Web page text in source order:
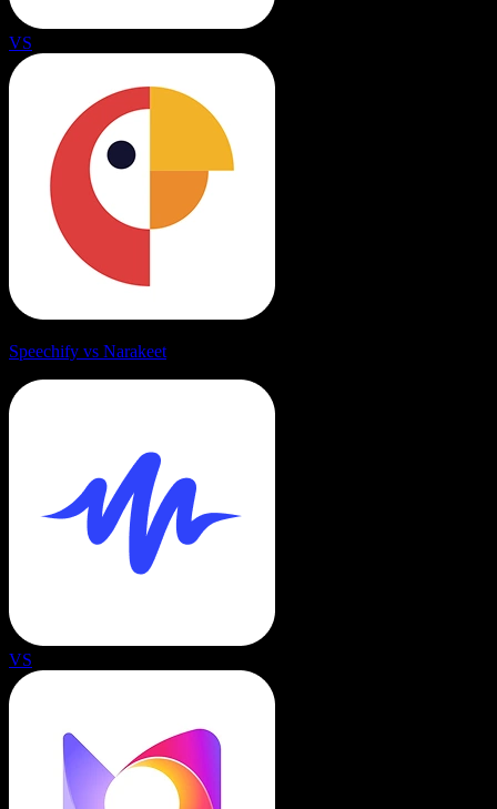
VS
Speechify vs Narakeet
VS